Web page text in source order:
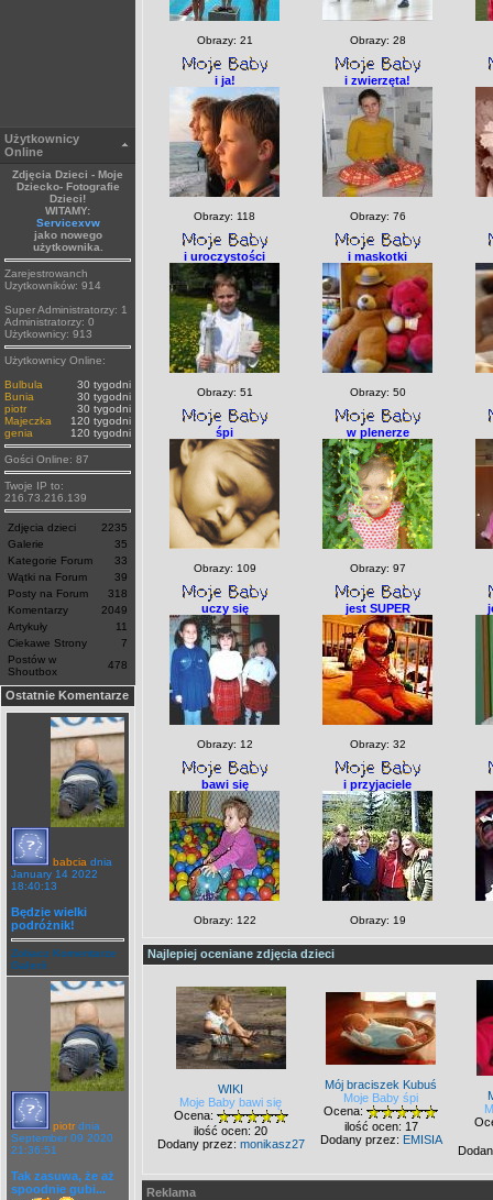
Użytkownicy
Online
Zdjęcia Dzieci - Moje
Dziecko- Fotografie
Dzieci!
WITAMY:
Servicexvw
jako nowego
użytkownika.
Zarejestrowanch
Uzytkowników: 914
Super Administratorzy: 1
Administratorzy: 0
Użytkownicy: 913
Użytkownicy Online:
Bulbula
30 tygodni
Bunia
30 tygodni
piotr
30 tygodni
Majeczka
120 tygodni
genia
120 tygodni
Gości Online: 87
Twoje IP to:
216.73.216.139
Zdjęcia dzieci
2235
Galerie
35
Kategorie Forum
33
Wątki na Forum
39
Posty na Forum
318
Komentarzy
2049
Artykuły
11
Ciekawe Strony
7
Postów w
Shoutbox
478
Ostatnie Komentarze
babcia dnia
January 14 2022
18:40:13
Będzie wielki
podróżnik!
Zobacz Komentarze
Galerii
piotr dnia
September 09 2020
21:36:51
Tak zasuwa, że aż
spoodnie gubi...
Obrazy: 21 Obrazy: 28
i ja!
Obrazy: 118
i zwierzęta!
Obrazy: 76
i uroczystości
Obrazy: 51
i maskotki
Obrazy: 50
śpi
Obrazy: 109
w plenerze
Obrazy: 97
uczy się
Obrazy: 12
jest SUPER
Obrazy: 32
bawi się
Obrazy: 122
i przyjaciele
Obrazy: 19
Najlepiej oceniane zdjęcia dzieci
WIKI
Moje Baby bawi się
Ocena:
ilość ocen: 20
Dodany przez: monikasz27
Mój braciszek Kubuś
Moje Baby śpi
Ocena:
ilość ocen: 17
Dodany przez: EMISIA
Reklama